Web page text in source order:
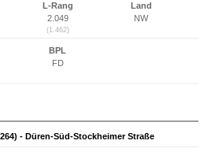
L-Rang
2.049
(1.462)
Land
NW
BPL
FD
- Düren-Süd-Stockheimer Straße